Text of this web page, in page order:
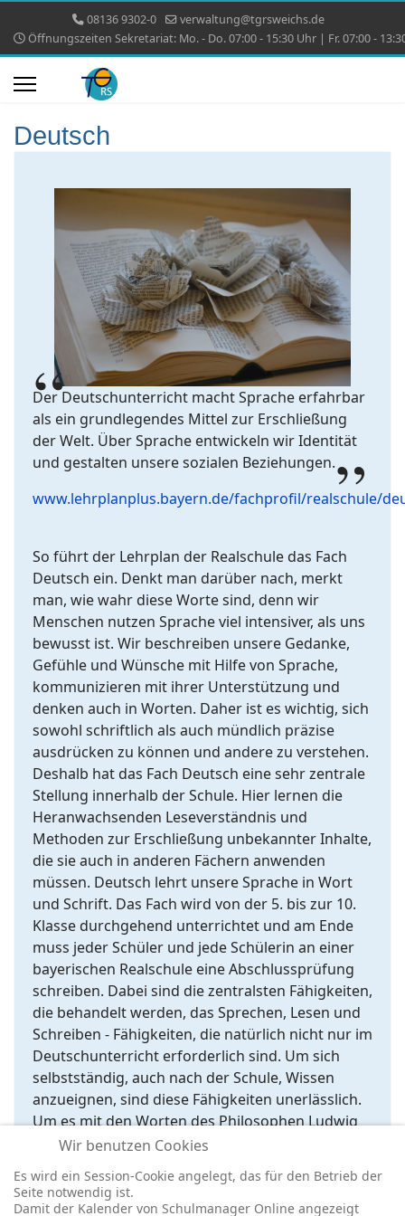
08136 9302-0
verwaltung@tgrsweichs.de
Öffnungszeiten Sekretariat: Mo. - Do. 07:00 - 15:30 Uhr | Fr. 07:00 -
Deutsch
Der Deutschunterricht macht Sprache erfahrbar
als ein grundlegendes Mittel zur Erschließung
der Welt. Über Sprache entwickeln wir Identität
und gestalten unsere sozialen Beziehungen.
www.lehrplanplus.bayern.de/fachproﬁl/realschule/
So führt der Lehrplan der Realschule das Fach
Deutsch ein. Denkt man darüber nach, merkt
man, wie wahr diese Worte sind, denn wir
Menschen nutzen Sprache viel intensiver, als uns
bewusst ist. Wir beschreiben unsere Gedanke,
Gefühle und Wünsche mit Hilfe von Sprache,
kommunizieren mit ihrer Unterstützung und
denken auch in Worten. Daher ist es wichtig, sich
sowohl schriftlich als auch mündlich präzise
ausdrücken zu können und andere zu verstehen.
Deshalb hat das Fach Deutsch eine sehr zentrale
Stellung innerhalb der Schule. Hier lernen die
Heranwachsenden Leseverständnis und
Methoden zur Erschließung unbekannter Inhalte,
die sie auch in anderen Fächern anwenden
müssen. Deutsch lehrt unsere Sprache in Wort
und Schrift. Das Fach wird von der 5. bis zur 10.
Klasse durchgehend unterrichtet und am Ende
muss jeder Schüler und jede Schülerin an einer
bayerischen Realschule eine Abschlussprüfung
schreiben. Dabei sind die zentralsten Fähigkeiten,
die behandelt werden, das Sprechen, Lesen und
Schreiben - Fähigkeiten, die natürlich nicht nur im
Deutschunterricht erforderlich sind. Um sich
selbstständig, auch nach der Schule, Wissen
anzueignen, sind diese Fähigkeiten unerlässlich.
Um es mit den Worten des Philosophen Ludwig
Wittgenstein zu sagen: "Die Grenzen meiner
Wir benutzen Cookies
Es wird ein Session-Cookie angelegt, das für den Betrieb der
Seite notwendig ist.
Damit der Kalender von Schulmanager Online angezeigt